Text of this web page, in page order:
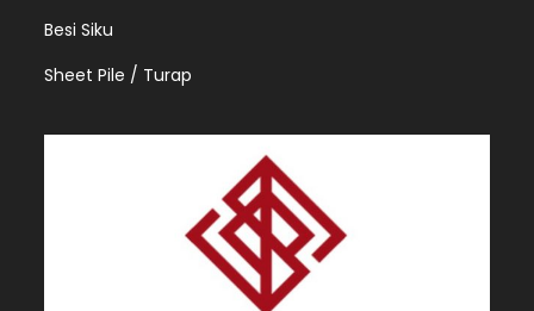
Besi Siku
Sheet Pile / Turap